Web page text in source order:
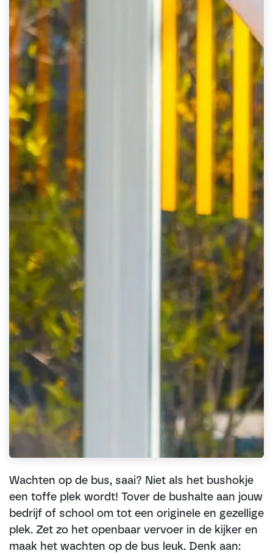
Wachten op de bus, saai? Niet als het bushokje
een toffe plek wordt! Tover de bushalte aan jouw
bedrijf of school om tot een originele en gezellige
plek. Zet zo het openbaar vervoer in de kijker en
maak het wachten op de bus leuk. Denk aan: